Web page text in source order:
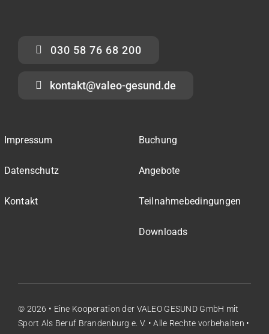
030 58 76 68 200
kontakt@valeo-gesund.de
Impressum
Datenschutz
Kontakt
Buchung
Angebote
Teilnahmebedingungen
Downloads
© 2026 • Eine Kooperation der VALEO GESUND GmbH mit
Sport Als Beruf Brandenburg e. V. • Alle Rechte vorbehalten •